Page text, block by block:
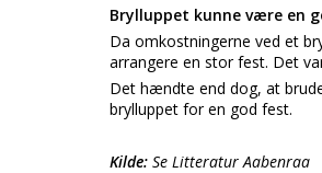
Brylluppet kunne være en
Da omkostningerne ved et
arrangere en stor fest. Det
Det hændte end dog, at
brylluppet for en god fest.
Kilde: Se Litteratur Aabenraa